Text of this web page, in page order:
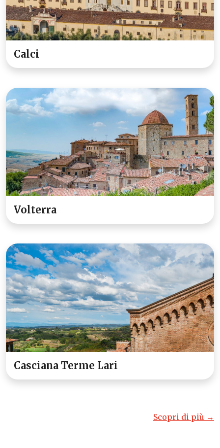
Calci
Volterra
Casciana Terme Lari
Scopri di più →